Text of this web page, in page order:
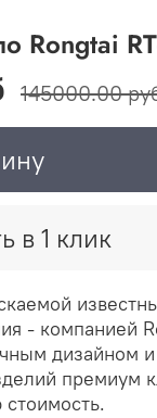
Rongtai
145000.00
в 1 клик
- компанией
дизайном
премиум